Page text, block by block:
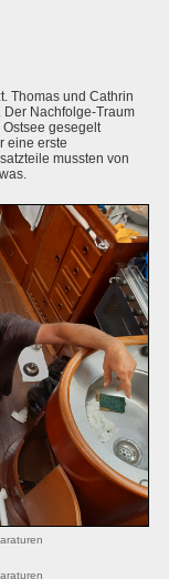
Thomas und Cathrin
Der Nachfolge-Traum
gesegelt
eine erste
mussten von